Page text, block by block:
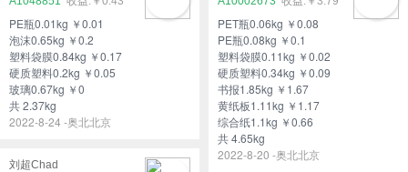
PE瓶0.01kg ￥0.01
泡沫0.65kg ￥0.2
塑料袋膜0.84kg ￥0.17
硬质塑料0.2kg ￥0.05
玻璃0.67kg ￥0
共 2.37kg
2022-8-24 -奥北北京
PET瓶0.06kg ￥0.08
PE瓶0.08kg ￥0.1
塑料袋膜0.11kg ￥0.02
硬质塑料0.34kg ￥0.09
书报1.85kg ￥1.67
黄纸板1.11kg ￥1.17
综合纸1.1kg ￥0.66
共 4.65kg
2022-8-20 -奥北北京
刘超Chad